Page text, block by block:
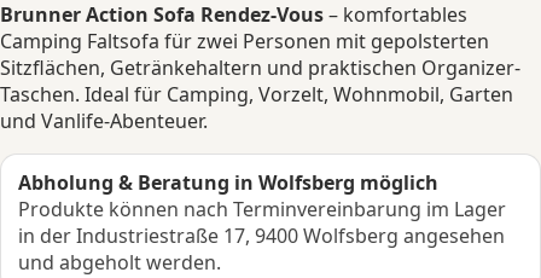
Brunner Action Sofa Rendez-Vous– komfortables
Camping Faltsofa für zwei Personen mit gepolsterten
Sitzflächen, Getränkehaltern und praktischen Organizer-
Taschen. Ideal für Camping, Vorzelt, Wohnmobil, Garten
und Vanlife-Abenteuer.
Abholung & Beratung in Wolfsberg möglich
Produkte können nach Terminvereinbarung im Lager
in der Industriestraße 17, 9400 Wolfsberg angesehen
und abgeholt werden.